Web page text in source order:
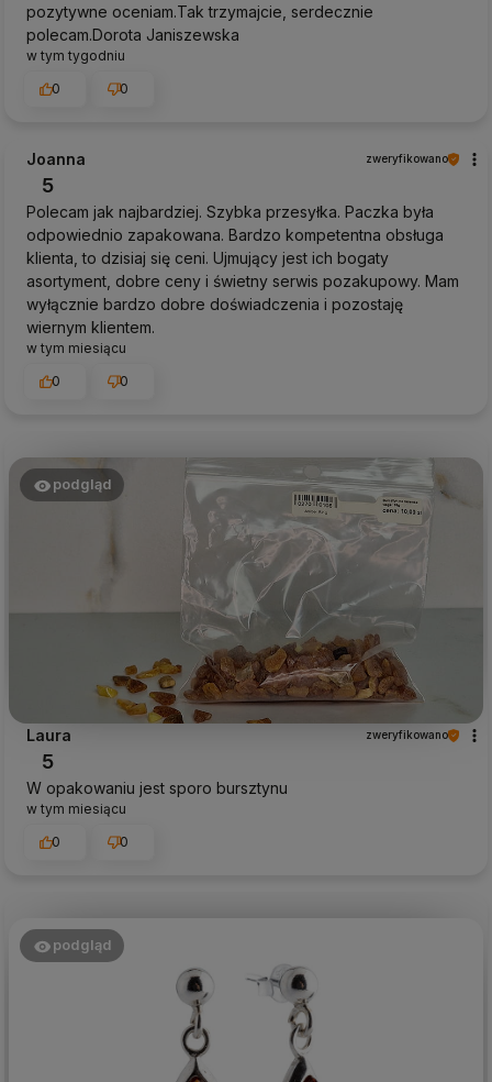
pozytywne oceniam.Tak trzymajcie, serdecznie
polecam.Dorota Janiszewska
w tym tygodniu
0
0
Joanna zweryfikowano
5
Polecam jak najbardziej. Szybka przesyłka. Paczka była
odpowiednio zapakowana. Bardzo kompetentna obsługa
klienta, to dzisiaj się ceni. Ujmujący jest ich bogaty
asortyment, dobre ceny i świetny serwis pozakupowy. Mam
wyłącznie bardzo dobre doświadczenia i pozostaję
wiernym klientem.
w tym miesiącu
0
0
podgląd
Laura zweryfikowano
5
W opakowaniu jest sporo bursztynu
w tym miesiącu
0
0
podgląd